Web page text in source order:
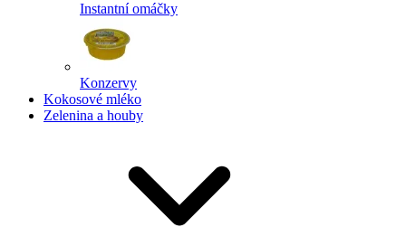
Instantní omáčky
Konzervy
Kokosové mléko
Zelenina a houby